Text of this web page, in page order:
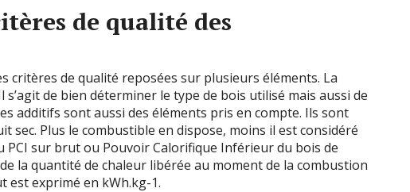
de qualité des
critères de qualité reposées sur plusieurs éléments. La
de bien déterminer le type de bois utilisé mais aussi de
additifs sont aussi des éléments pris en compte. Ils sont
sec. Plus le combustible en dispose, moins il est considéré
PCI sur brut ou Pouvoir Calorifique Inférieur du bois de
la quantité de chaleur libérée au moment de la combustion
est exprimé en kWh.kg-1.